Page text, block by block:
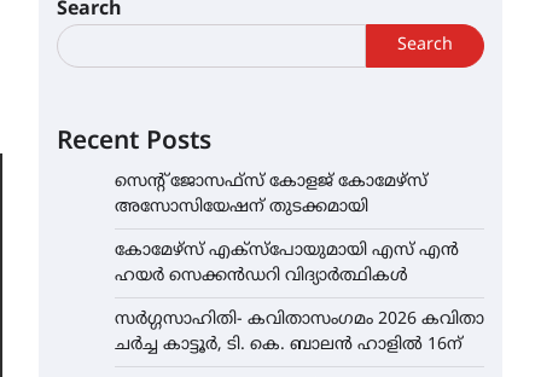
Search
Search
Recent Posts
സെന്റ് ജോസഫ്സ് കോളജ് കോമേഴ്‌സ്
അസോസിയേഷന് തുടക്കമായി
കോമേഴ്സ് എക്സ്പോയുമായി എസ് എൻ
ഹയർ സെക്കൻഡറി വിദ്യാർത്ഥികൾ
സർഗ്ഗസാഹിതി- കവിതാസംഗമം 2026 കവിതാ
ചർച്ച കാട്ടൂർ, ടി. കെ. ബാലൻ ഹാളിൽ 16ന്